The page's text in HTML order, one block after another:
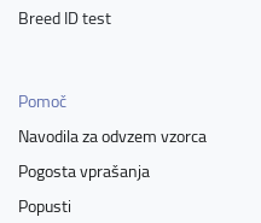
Breed ID test
Pomoč
Navodila za odvzem vzorca
Pogosta vprašanja
Popusti